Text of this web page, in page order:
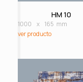
HM 10
1000 x 165 mm
ver producto